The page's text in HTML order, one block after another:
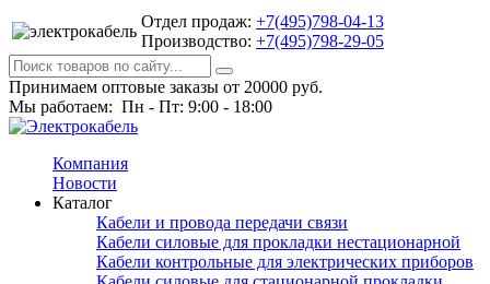
Отдел продаж: +7(495)798-04-13
Производство: +7(495)798-29-05
Принимаем оптовые заказы от 20000 руб.
Мы работаем: Пн - Пт: 9:00 - 18:00
Компания
Новости
Каталог
Кабели и провода передачи связи
Кабели силовые для прокладки нестационарной
Кабели контрольные для электрических приборов